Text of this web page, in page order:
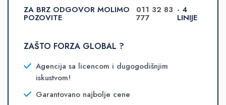
ZA BRZ ODGOVOR MOLIMO
POZOVITE
011 32 83
777
- 4
LINIJE
ZAŠTO FORZA GLOBAL ?
Agencija sa licencom i dugogodišnjim
iskustvom!
Garantovano najbolje cene